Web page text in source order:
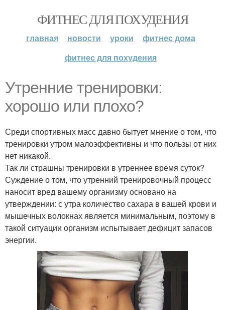
ФИТНЕС ДЛЯ ПОХУДЕНИЯ
главная новости уроки
фитнес дома
фитнес для похудения
Утренние тренировки:
хорошо или плохо?
Среди спортивных масс давно бытует мнение о том, что
тренировки утром малоэффективны и что пользы от них
нет никакой.
Так ли страшны тренировки в утреннее время суток?
Суждение о том, что утренний тренировочный процесс
наносит вред вашему организму основано на
утверждении: с утра количество сахара в вашей крови и
мышечных волокнах является минимальным, поэтому в
такой ситуации организм испытывает дефицит запасов
энергии.